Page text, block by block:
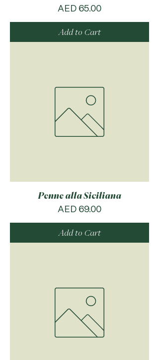
Price
AED 65.00
Add to Cart
Penne alla Siciliana
Price
AED 69.00
Add to Cart